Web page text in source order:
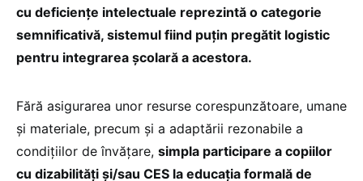
cu deficiențe intelectuale reprezintă o categorie
semnificativă, sistemul fiind puțin pregătit logistic
pentru integrarea școlară a acestora.
Fără asigurarea unor resurse corespunzătoare, umane
și materiale, precum și a adaptării rezonabile a
condițiilor de învățare, simpla participare a copiilor
cu dizabilități și/sau CES la educația formală de